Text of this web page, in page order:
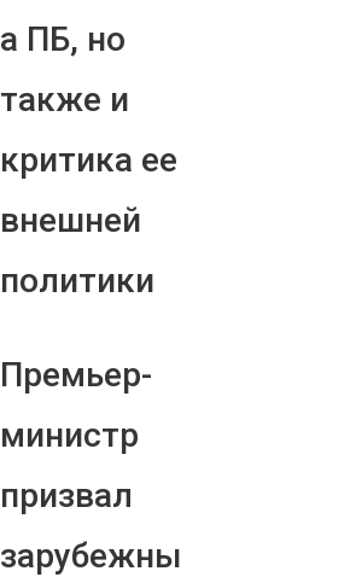
а ПБ, но
также и
критика ее
внешней
политики
Премьер-
министр
призвал
зарубежны